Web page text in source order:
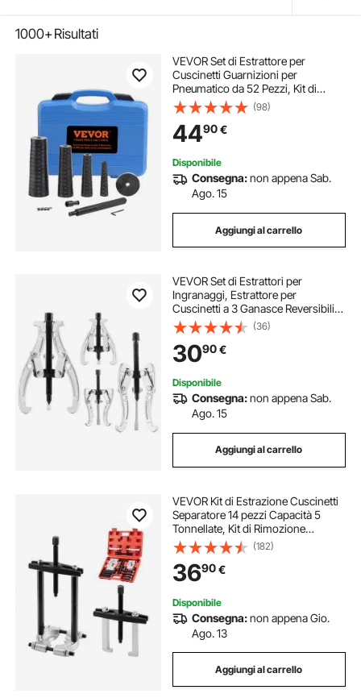
1000+Risultati
VEVOR Set di Estrattore per
Cuscinetti Guarnizioni per
Pneumatico da 52 Pezzi, Kit di
Strumenti per Estrazione di
Cuscinetti per Montaggio
Smontaggio Silentbloc Dischi in
Acciaio 18-65mm con Valigetta
(98)
4490€
Disponibile
Consegna:non appena Sab.
Ago. 15
Aggiungi al carrello
VEVOR Set di Estrattori per
Ingranaggi, Estrattore per
Cuscinetti a 3 Ganasce Reversibili,
Estrattore per Pulegge a 2/3
Ganasce, Kit 4 pezzi per Rimozione
di Pulegge, Ingranaggi, Volano
(36)
3090€
Disponibile
Consegna:non appena Sab.
Ago. 15
Aggiungi al carrello
VEVOR Kit di Estrazione Cuscinetti
Separatore 14 pezzi Capacità 5
Tonnellate, Kit di Rimozione
Cuscinetti a Pignone con Ganasce
Set di Estrattori Utensili per
Divisione, Kit Utensili per
Autoveicoli
(182)
3690€
Disponibile
Consegna:non appena Gio.
Ago. 13
Aggiungi al carrello